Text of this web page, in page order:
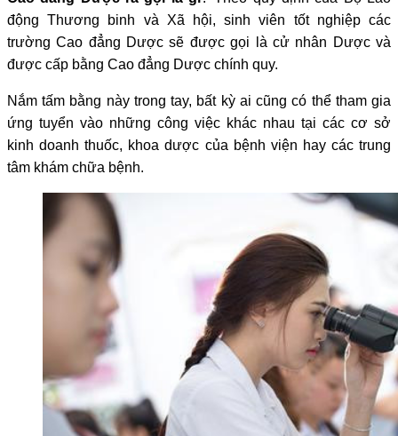
động Thương binh và Xã hội, sinh viên tốt nghiệp các
trường Cao đẳng Dược sẽ được gọi là cử nhân Dược và
được cấp bằng Cao đẳng Dược chính quy.
Nắm tấm bằng này trong tay, bất kỳ ai cũng có thể tham gia
ứng tuyển vào những công việc khác nhau tại các cơ sở
kinh doanh thuốc, khoa dược của bệnh viện hay các trung
tâm khám chữa bệnh.